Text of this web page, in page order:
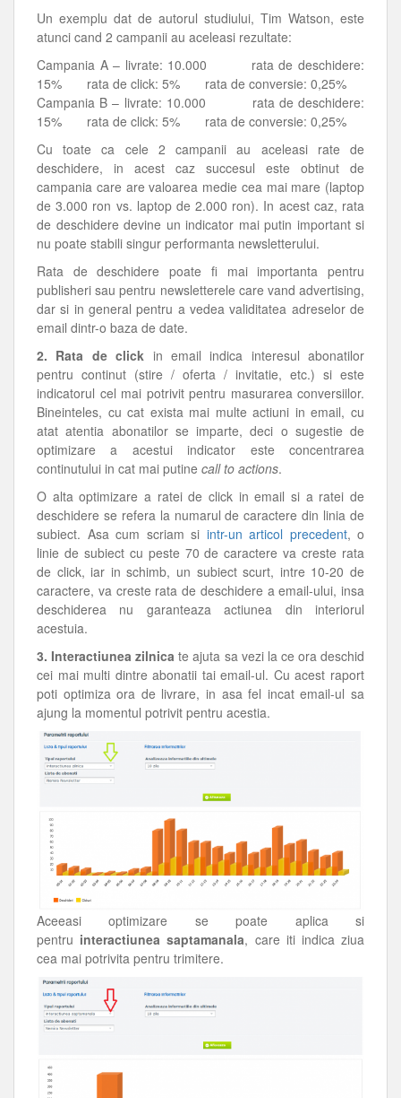
Un exemplu dat de autorul studiului, Tim Watson, este
atunci cand 2 campanii au aceleasi rezultate:
Campania A – livrate: 10.000 rata de deschidere:
15% rata de click: 5% rata de conversie: 0,25%
Campania B – livrate: 10.000 rata de deschidere:
15% rata de click: 5% rata de conversie: 0,25%
Cu toate ca cele 2 campanii au aceleasi rate de
deschidere, in acest caz succesul este obtinut de
campania care are valoarea medie cea mai mare (laptop
de 3.000 ron vs. laptop de 2.000 ron). In acest caz, rata
de deschidere devine un indicator mai putin important si
nu poate stabili singur performanta newsletterului.
Rata de deschidere poate fi mai importanta pentru
publisheri sau pentru newsletterele care vand advertising,
dar si in general pentru a vedea validitatea adreselor de
email dintr-o baza de date.
2. Rata de click in email indica interesul abonatilor
pentru continut (stire / oferta / invitatie, etc.) si este
indicatorul cel mai potrivit pentru masurarea conversiilor.
Bineinteles, cu cat exista mai multe actiuni in email, cu
atat atentia abonatilor se imparte, deci o sugestie de
optimizare a acestui indicator este concentrarea
continutului in cat mai putine call to actions.
O alta optimizare a ratei de click in email si a ratei de
deschidere se refera la numarul de caractere din linia de
subiect. Asa cum scriam si intr-un articol precedent, o
linie de subiect cu peste 70 de caractere va creste rata
de click, iar in schimb, un subiect scurt, intre 10-20 de
caractere, va creste rata de deschidere a email-ului, insa
deschiderea nu garanteaza actiunea din interiorul
acestuia.
3. Interactiunea zilnicate ajuta sa vezi la ce ora deschid
cei mai multi dintre abonatii tai email-ul. Cu acest raport
poti optimiza ora de livrare, in asa fel incat email-ul sa
ajung la momentul potrivit pentru acestia.
Aceeasi optimizare se poate aplica si
pentru interactiunea saptamanala, care iti indica ziua
cea mai potrivita pentru trimitere.